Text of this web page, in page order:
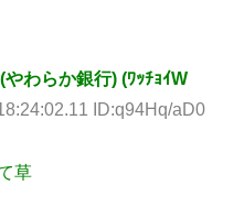
わらか銀行) (ﾜｯﾁｮｲW
ID:q94Hq/aD0
草